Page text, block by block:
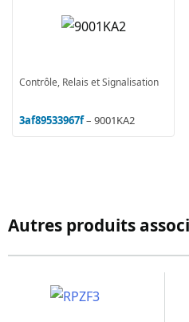
Contrôle, Relais et Signalisation
3af89533967f– 9001KA2
Autres produits